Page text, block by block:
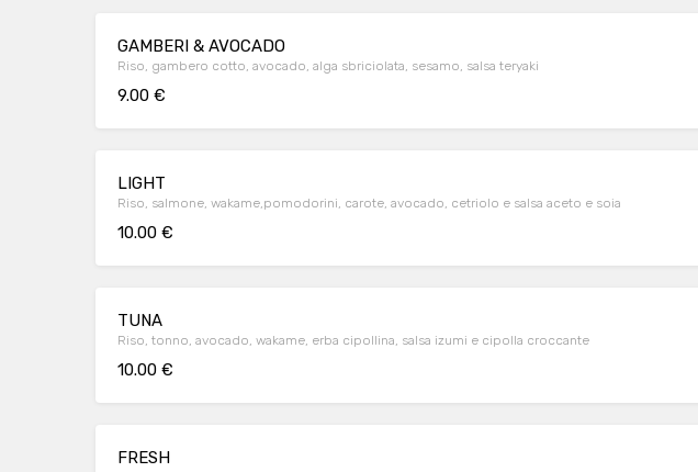
GAMBERI & AVOCADO
Riso, gambero cotto, avocado, alga sbriciolata, sesamo, salsa teryaki
9.00 €
LIGHT
Riso, salmone, wakame,pomodorini, carote, avocado, cetriolo e salsa aceto e soia
10.00 €
TUNA
Riso, tonno, avocado, wakame, erba cipollina, salsa izumi e cipolla croccante
10.00 €
FRESH